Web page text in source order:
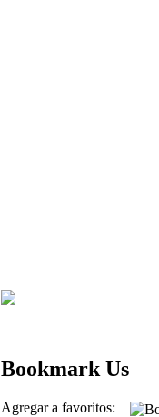
Bookmark Us
Agregar a favoritos: